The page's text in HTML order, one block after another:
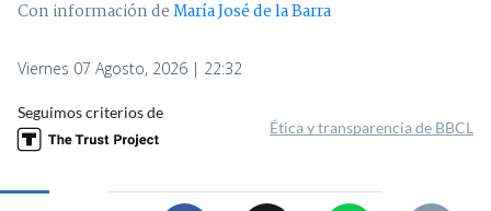
Con información deMaría José de la Barra
Viernes 07 Agosto, 2026 | 22:32
Seguimos criterios de
Ética y transparencia de BBCL